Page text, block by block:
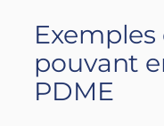
pouvant
PDME